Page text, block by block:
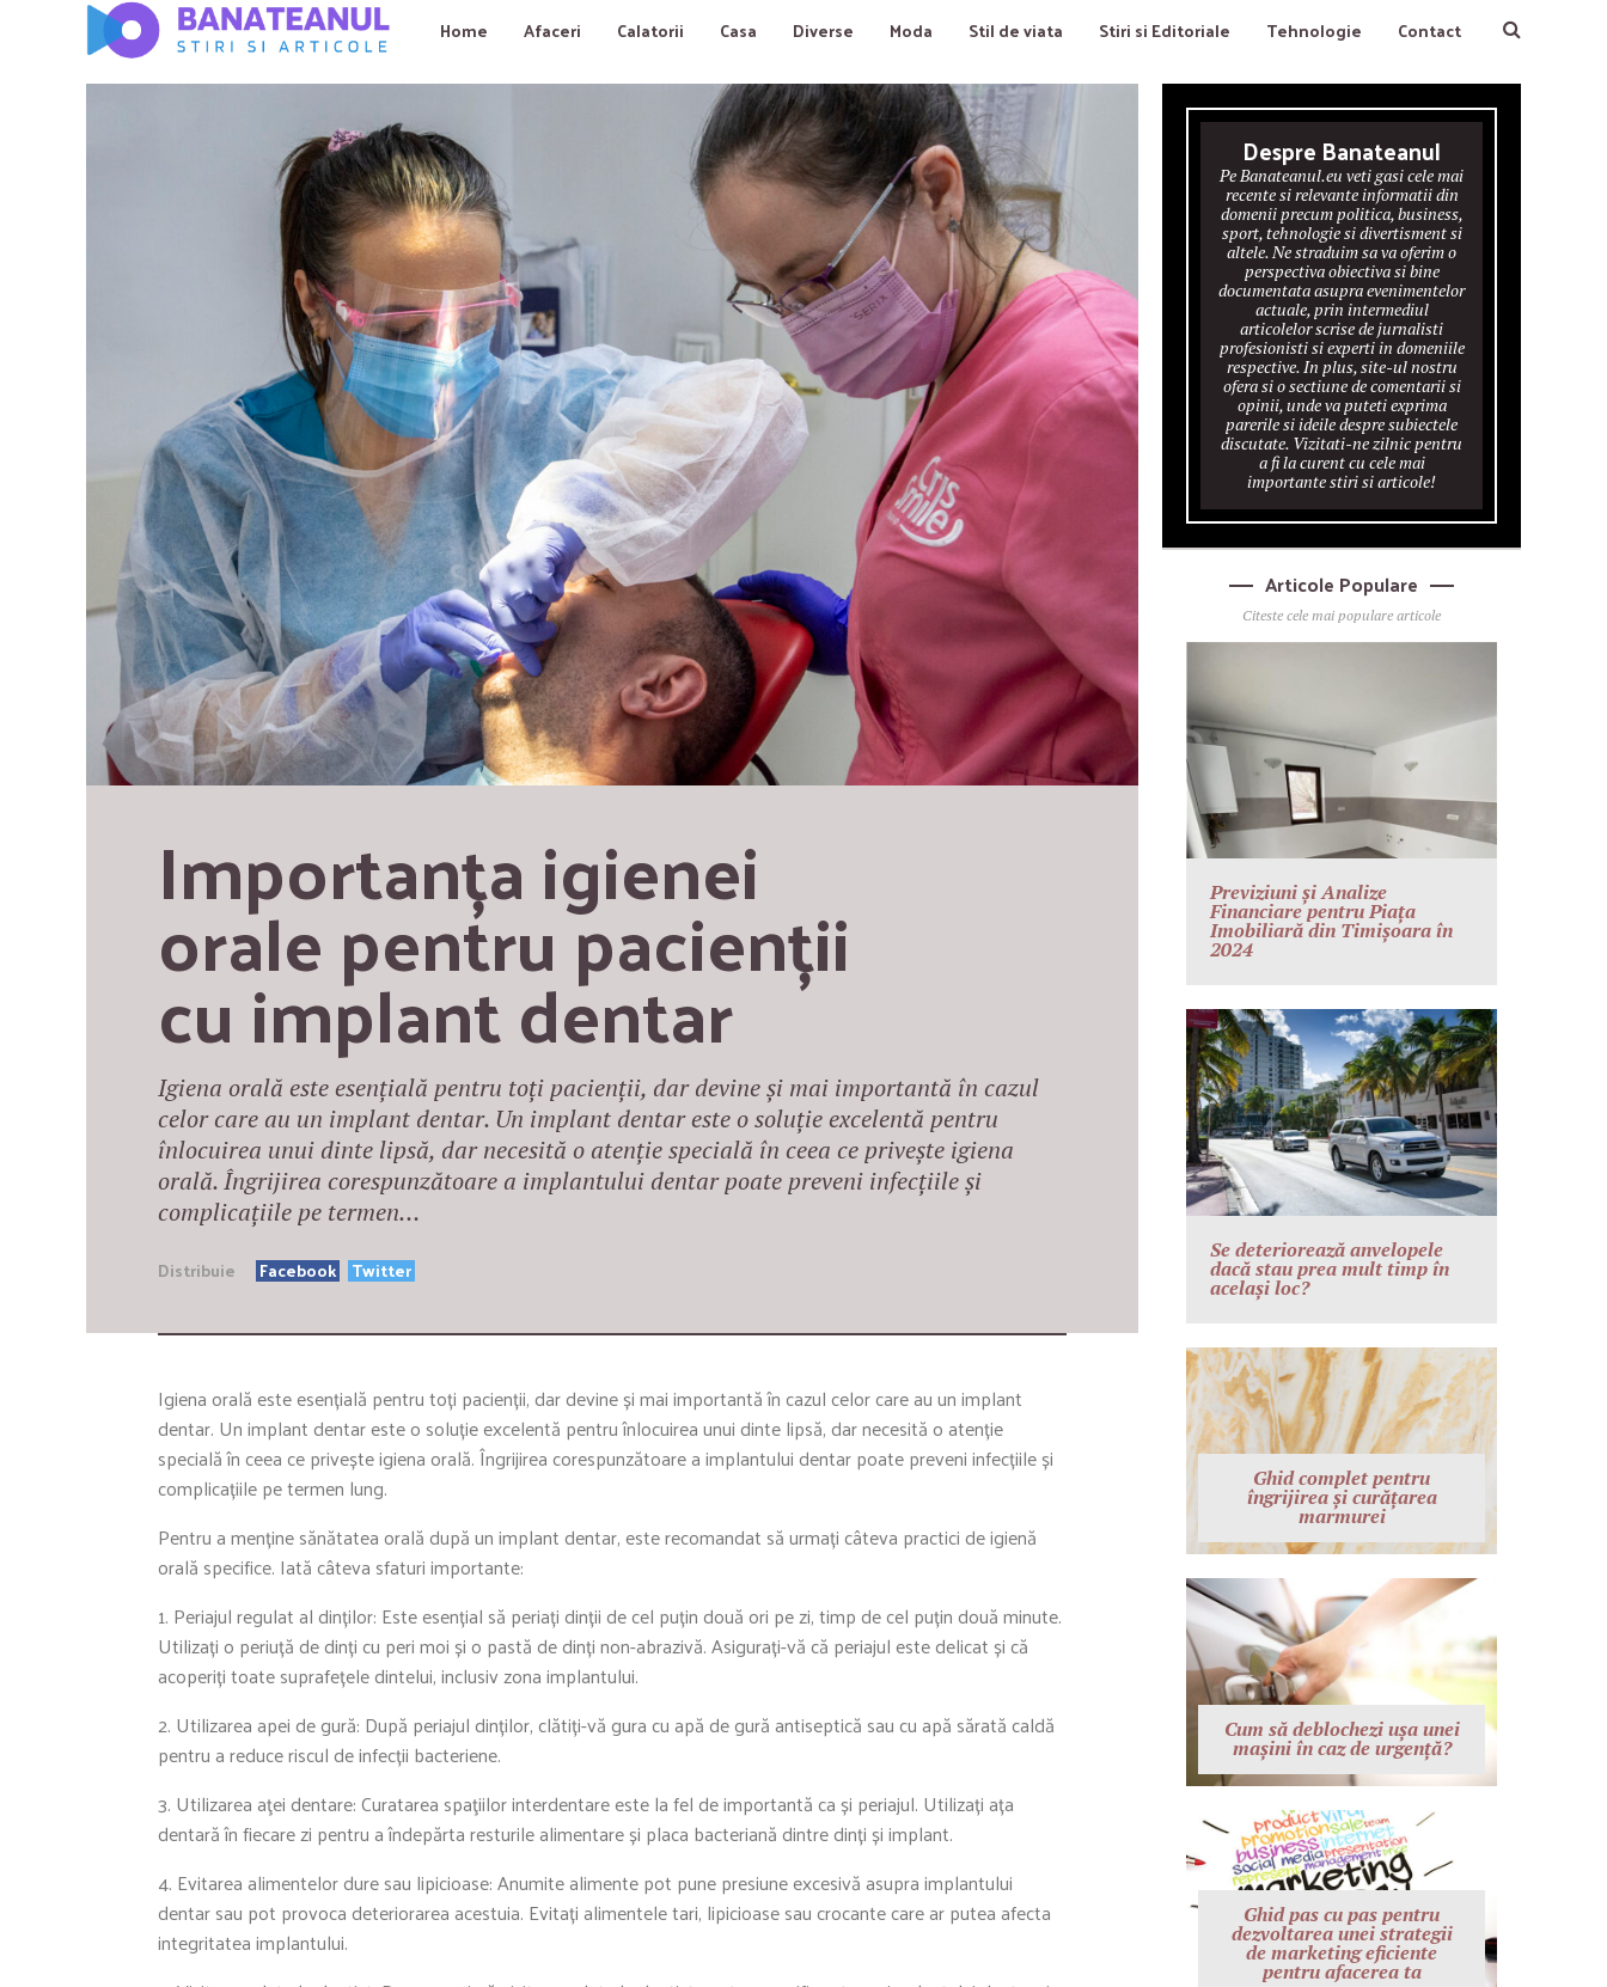
Home Afaceri Calatorii Casa Diverse Moda Stil de viata Stiri si Editoriale Tehnologie Contact
Importanța igienei
orale pentru pacienții
cu implant dentar
Igiena orală este esențială pentru toți pacienții, dar devine și mai importantă în cazul
celor care au un implant dentar. Un implant dentar este o soluție excelentă pentru
înlocuirea unui dinte lipsă, dar necesită o atenție specială în ceea ce privește igiena
orală. Îngrijirea corespunzătoare a implantului dentar poate preveni infecțiile și
complicațiile pe termen…
Distribuie Facebook Twitter
Igiena orală este esențială pentru toți pacienții, dar devine și mai importantă în cazul celor care au un implant
dentar. Un implant dentar este o soluție excelentă pentru înlocuirea unui dinte lipsă, dar necesită o atenție
specială în ceea ce privește igiena orală. Îngrijirea corespunzătoare a implantului dentar poate preveni infecțiile și
complicațiile pe termen lung.
Pentru a menține sănătatea orală după un implant dentar, este recomandat să urmați câteva practici de igienă
orală specifice. Iată câteva sfaturi importante:
1. Periajul regulat al dinților: Este esențial să periați dinții de cel puțin două ori pe zi, timp de cel puțin două minute.
Utilizați o periuță de dinți cu peri moi și o pastă de dinți non-abrazivă. Asigurați-vă că periajul este delicat și că
acoperiți toate suprafețele dintelui, inclusiv zona implantului.
2. Utilizarea apei de gură: După periajul dinților, clătiți-vă gura cu apă de gură antiseptică sau cu apă sărată caldă
pentru a reduce riscul de infecții bacteriene.
3. Utilizarea aţei dentare: Curatarea spaţiilor interdentare este la fel de importantă ca și periajul. Utilizați ața
dentară în fiecare zi pentru a îndepărta resturile alimentare și placa bacteriană dintre dinți și implant.
4. Evitarea alimentelor dure sau lipicioase: Anumite alimente pot pune presiune excesivă asupra implantului
dentar sau pot provoca deteriorarea acestuia. Evitați alimentele tari, lipicioase sau crocante care ar putea afecta
integritatea implantului.
Despre Banateanul
Pe Banateanul.eu veti gasi cele mai
recente si relevante informatii din
domenii precum politica, business,
sport, tehnologie si divertisment si
altele. Ne straduim sa va oferim o
perspectiva obiectiva si bine
documentata asupra evenimentelor
actuale, prin intermediul
articolelor scrise de jurnalisti
profesionisti si experti in domeniile
respective. In plus, site-ul nostru
ofera si o sectiune de comentarii si
opinii, unde va puteti exprima
parerile si ideile despre subiectele
discutate. Vizitati-ne zilnic pentru
a fi la curent cu cele mai
importante stiri si articole!
Articole Populare
Citeste cele mai populare articole
Previziuni și Analize
Financiare pentru Piața
Imobiliară din Timișoara în
2024
Se deteriorează anvelopele
dacă stau prea mult timp în
același loc?
Ghid complet pentru
îngrijirea și curățarea
marmurei
Cum să deblochezi ușa unei
mașini în caz de urgență?
Ghid pas cu pas pentru
dezvoltarea unei strategii
de marketing eficiente
pentru afacerea ta